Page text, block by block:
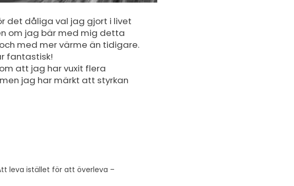
det dåliga val jag gjort i livet
om jag bär med mig detta
med mer värme än tidigare.
fantastisk!
att jag har vuxit flera
jag har märkt att styrkan
leva istället för att överleva –